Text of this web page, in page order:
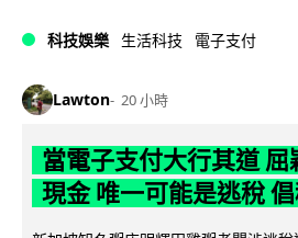
科技娛樂 生活科技 電子支付
Lawton 20 小時
當電子支付大行其道 屈
現金 唯一可能是逃稅